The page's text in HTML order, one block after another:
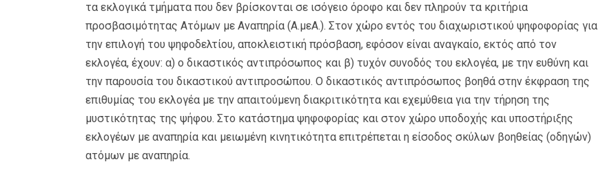
τα εκλογικά τμήματα που δεν βρίσκονται σε ισόγειο όροφο και δεν πληρούν τα κριτήρια
προσβασιμότητας Ατόμων με Αναπηρία (Α.μεΑ.). Στον χώρο εντός του διαχωριστικού ψηφοφορίας για
την επιλογή του ψηφοδελτίου, αποκλειστική πρόσβαση, εφόσον είναι αναγκαίο, εκτός από τον
εκλογέα, έχουν: α) ο δικαστικός αντιπρόσωπος και β) τυχόν συνοδός του εκλογέα, με την ευθύνη και
την παρουσία του δικαστικού αντιπροσώπου. Ο δικαστικός αντιπρόσωπος βοηθά στην έκφραση της
επιθυμίας του εκλογέα με την απαιτούμενη διακριτικότητα και εχεμύθεια για την τήρηση της
μυστικότητας της ψήφου. Στο κατάστημα ψηφοφορίας και στον χώρο υποδοχής και υποστήριξης
εκλογέων με αναπηρία και μειωμένη κινητικότητα επιτρέπεται η είσοδος σκύλων βοηθείας (οδηγών)
ατόμων με αναπηρία.